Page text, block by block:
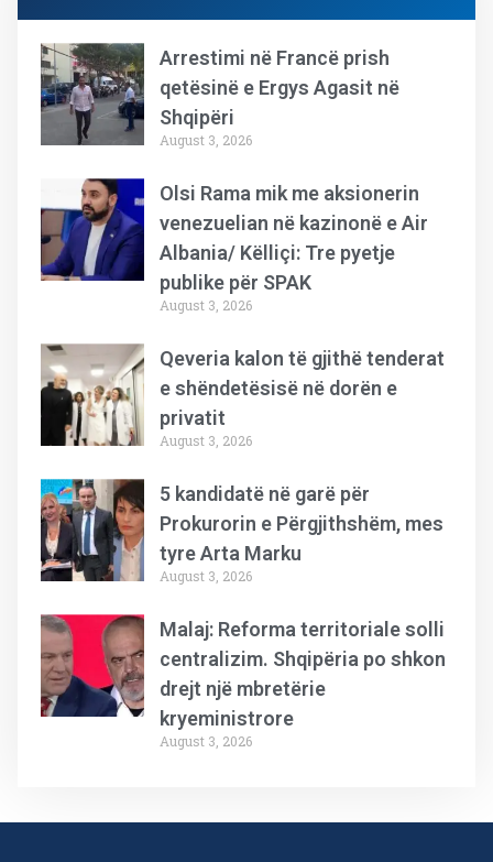
Arrestimi në Francë prish
qetësinë e Ergys Agasit në
Shqipëri
August 3, 2026
Olsi Rama mik me aksionerin
venezuelian në kazinonë e Air
Albania/ Këlliçi: Tre pyetje
publike për SPAK
August 3, 2026
Qeveria kalon të gjithë tenderat
e shëndetësisë në dorën e
privatit
August 3, 2026
5 kandidatë në garë për
Prokurorin e Përgjithshëm, mes
tyre Arta Marku
August 3, 2026
Malaj: Reforma territoriale solli
centralizim. Shqipëria po shkon
drejt një mbretërie
kryeministrore
August 3, 2026